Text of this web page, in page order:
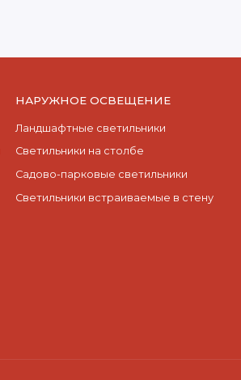
НАРУЖНОЕ ОСВЕЩЕНИЕ
Ландшафтные светильники
Светильники на столбе
Садово-парковые светильники
Светильники встраиваемые в стену